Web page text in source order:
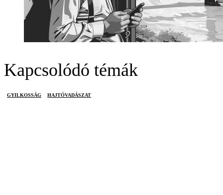
Kapcsolódó témák
GYILKOSSÁG HAJTÓVADÁSZAT